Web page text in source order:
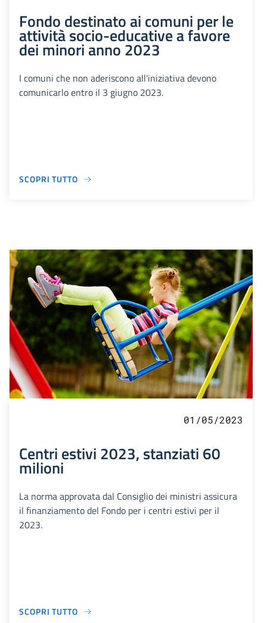
Fondo destinato ai comuni per le
attività socio-educative a favore
dei minori anno 2023
I comuni che non aderiscono all'iniziativa devono
comunicarlo entro il 3 giugno 2023.
SCOPRI TUTTO
01/05/2023
Centri estivi 2023, stanziati 60
milioni
La norma approvata dal Consiglio dei ministri assicura
il finanziamento del Fondo per i centri estivi per il
2023.
SCOPRI TUTTO